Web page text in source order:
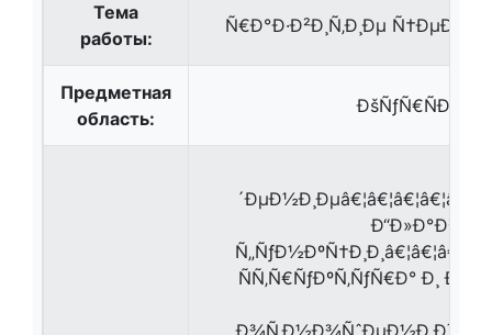
Тема
работы:
Ñ€Ð°Ð·Ð²Ð¸Ñ‚Ð¸Ðµ
Предметная
область:
Ð“Ð»Ð°Ð²Ð°
ÑÑ‚Ñ€ÑƒÐºÑ‚ÑƒÑ€Ð° Ð¸